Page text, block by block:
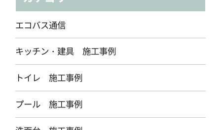
エコバス通信
キッチン・建具 施工事例
トイレ 施工事例
プール 施工事例